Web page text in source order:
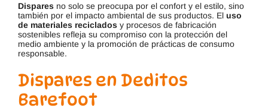
Dispares no solo se preocupa por el confort y el estilo, sino
también por el impacto ambiental de sus productos. El uso
de materiales reciclados y procesos de fabricación
sostenibles refleja su compromiso con la protección del
medio ambiente y la promoción de prácticas de consumo
responsable.
Dispares en Deditos
Barefoot